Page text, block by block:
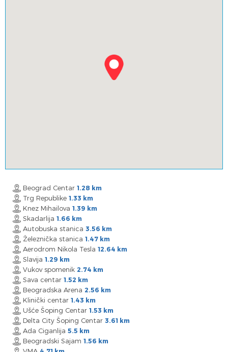
Beograd Centar 1.28 km
Trg Republike 1.33 km
Knez Mihailova 1.39 km
Skadarlija 1.66 km
Autobuska stanica 3.56 km
Železnička stanica 1.47 km
Aerodrom Nikola Tesla 12.64 km
Slavija 1.29 km
Vukov spomenik 2.74 km
Sava centar 1.52 km
Beogradska Arena 2.56 km
Klinički centar 1.43 km
Ušće Šoping Centar 1.53 km
Delta City Šoping Centar 3.61 km
Ada Ciganlija 5.5 km
Beogradski Sajam 1.56 km